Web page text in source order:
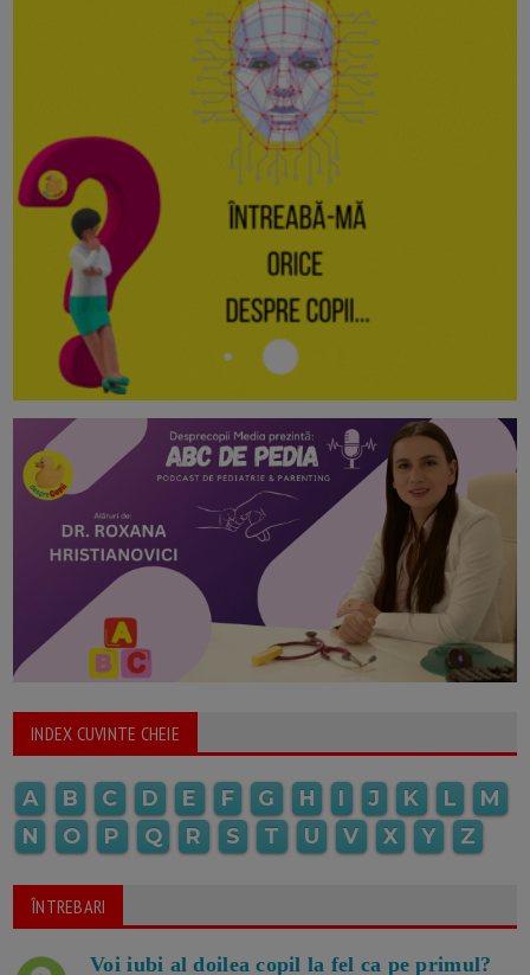
INDEX CUVINTE CHEIE
A B C D E F G H I J K L
M
N
O P Q R S T U V X Y Z
ÎNTREBARI
Voi iubi al doilea copil la fel ca pe primul?